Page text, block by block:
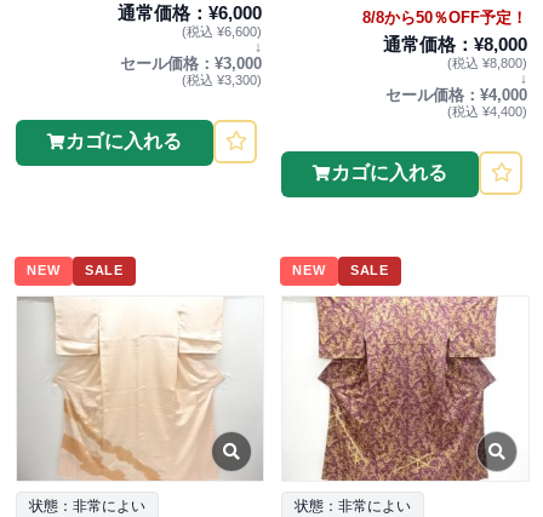
通常価格：¥6,000
(税込 ¥6,600)
↓
セール価格：¥3,000
(税込 ¥3,300)
カゴに入れる
8/8から50％OFF予定！
通常価格：¥8,000
(税込 ¥8,800)
↓
セール価格：¥4,000
(税込 ¥4,400)
カゴに入れる
NEW SALE
状態：非常によい
NEW SALE
状態：非常によい